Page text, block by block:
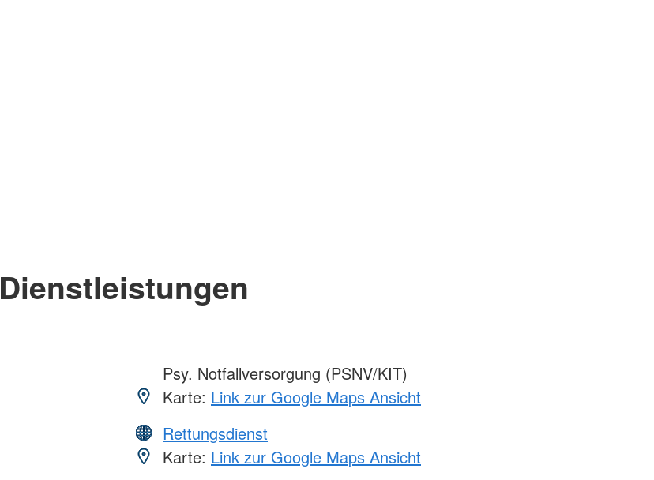
Dienstleistungen
Psy. Notfallversorgung (PSNV/KIT)
Karte: Link zur Google Maps Ansicht
Rettungsdienst
Karte: Link zur Google Maps Ansicht